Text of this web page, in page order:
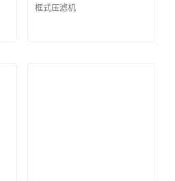
框式压滤机